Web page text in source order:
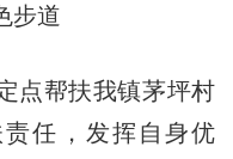
步道
帮扶我镇茅坪村
任，发挥自身优